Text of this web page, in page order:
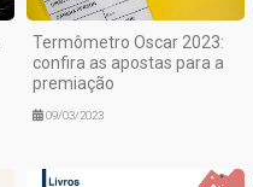
Termômetro Oscar 2023:
confira as apostas para a
premiação
09/03/2023